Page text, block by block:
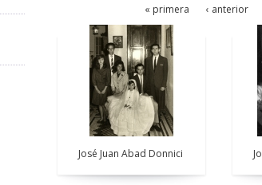
« primera ‹ anterior
José Juan Abad Donnici
Páginas